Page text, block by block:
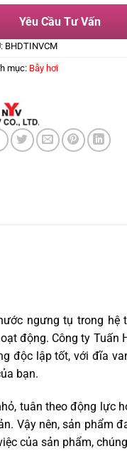
Yêu Cầu Tư Vấn
BHDTINVCM
mục: Bẫy hơi
ngưng tụ trong hệ
động. Công ty Tuấn
độc lập tốt, với đĩa
bạn.
tuân theo động lực
Vậy nên, sản phẩm
của sản phẩm,